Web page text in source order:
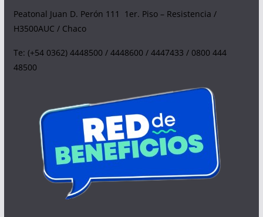
Peatonal Juan D. Perón 111 1er. Piso – Resistencia /
H3500AUC / Chaco
Te: (+54 0362) 4448500 / 4448600 / 4447433 / 0800 444
48500